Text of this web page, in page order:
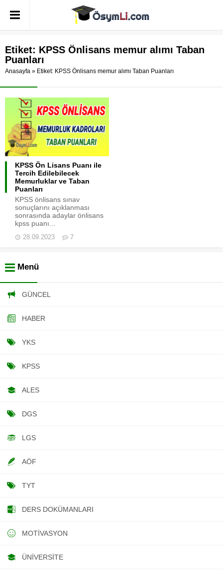
Etiket: KPSS Önlisans memur alımı Taban
Puanları
Anasayfa » Etiket: KPSS Önlisans memur alımı Taban Puanları
KPSS Ön Lisans Puanı ile
Tercih Edilebilecek
Memurluklar ve Taban
Puanları
KPSS önlisans sınav
sonuçlarını açıklanması
sonrasında adaylar önlisans
kpss puanı...
28.09.2023 7
Menü
GÜNCEL
HABER
YKS
KPSS
ALES
DGS
LGS
AÖF
TYT
DERS DOKÜMANLARI
MOTIVASYON
ÜNIVERSITE